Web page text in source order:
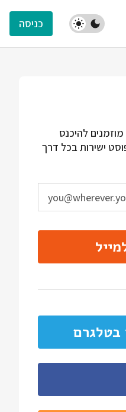
כניסה
להיכנס
ישירות בכל דרך